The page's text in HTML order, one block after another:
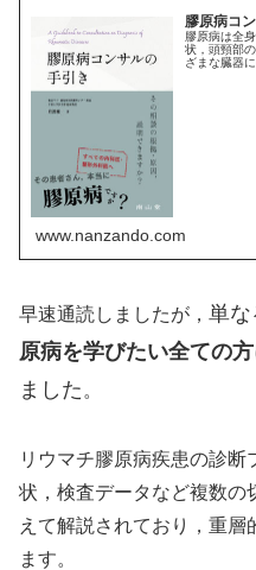
膠原病コ
膠原病は全
状，頭頸部
ざまな臓器
www.nanzando.com
早速通読しましたが， 単な
原病を学びたい全ての
ました 。
リウマチ膠原病疾患の診
状，検査データなど複数の
えて解説されており，重
ます。